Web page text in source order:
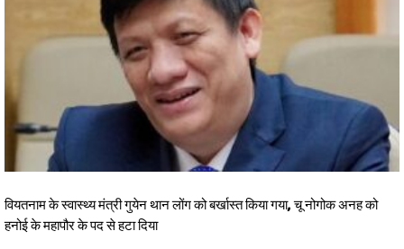
वियतनाम के स्वास्थ्य मंत्री गुयेन थान लोंग को बर्खास्त किया गया, चू नोगोक अनह को
हनोई के महापौर के पद से हटा दिया